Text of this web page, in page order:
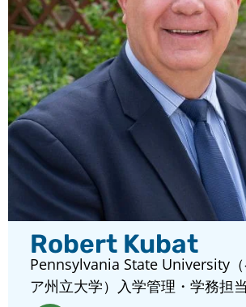
Robert Kubat
Pennsylvania State University
ア州立大学）入学管理・学務担